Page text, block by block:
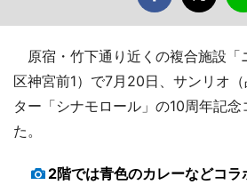
原宿・竹下通り近くの複合施設「
区神宮前1）で7月20日、サンリオ
ター「シナモロール」の10周年記
た。
2階では青色のカレーなどコ